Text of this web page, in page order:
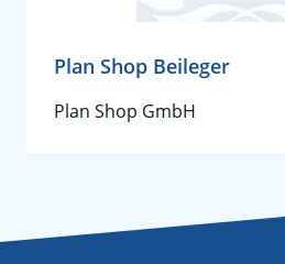
Plan Shop Beileger
Plan Shop GmbH